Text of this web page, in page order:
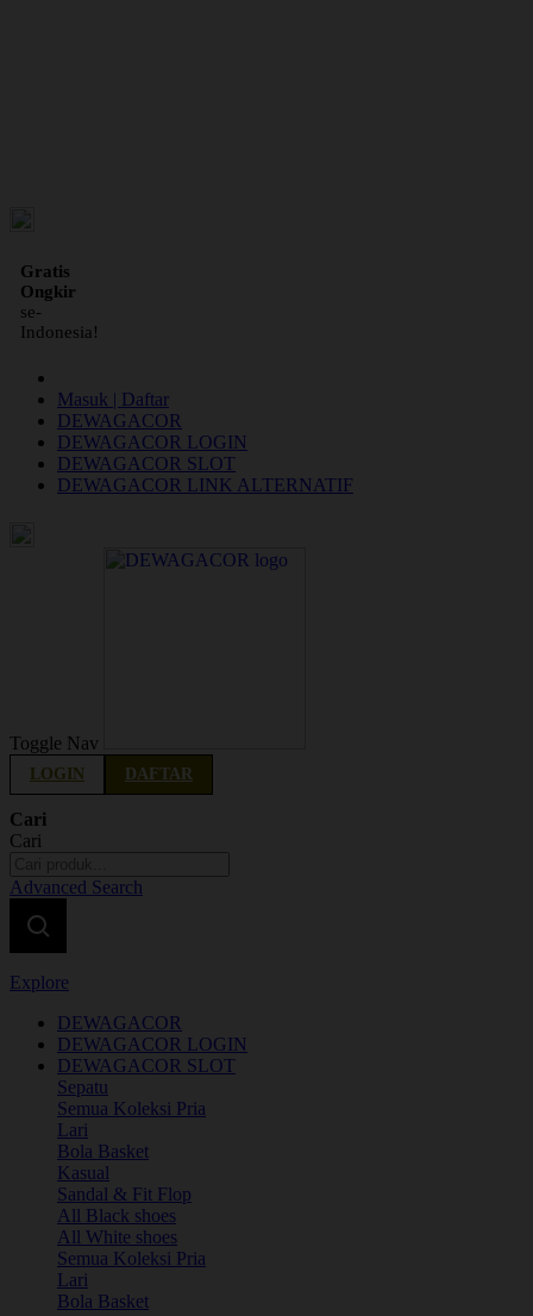
Gratis
Ongkir
se-
Indonesia!
Masuk | Daftar
DEWAGACOR
DEWAGACOR LOGIN
DEWAGACOR SLOT
DEWAGACOR LINK ALTERNATIF
Toggle Nav
LOGIN DAFTAR
Cari
Cari
Advanced Search
Explore
DEWAGACOR
DEWAGACOR LOGIN
DEWAGACOR SLOT
Sepatu
Semua Koleksi Pria
Lari
Bola Basket
Kasual
Sandal & Fit Flop
All Black shoes
All White shoes
Semua Koleksi Pria
Lari
Bola Basket